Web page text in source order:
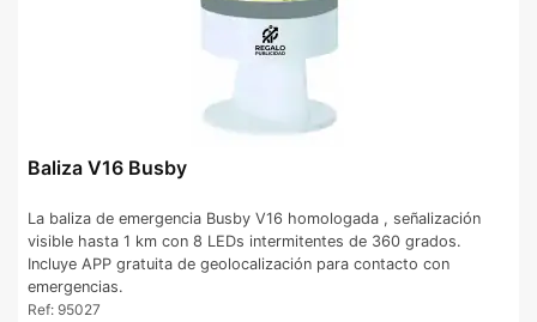
Baliza V16 Busby
La baliza de emergencia Busby V16 homologada , señalización
visible hasta 1 km con 8 LEDs intermitentes de 360 grados.
Incluye APP gratuita de geolocalización para contacto con
emergencias.
Ref: 95027